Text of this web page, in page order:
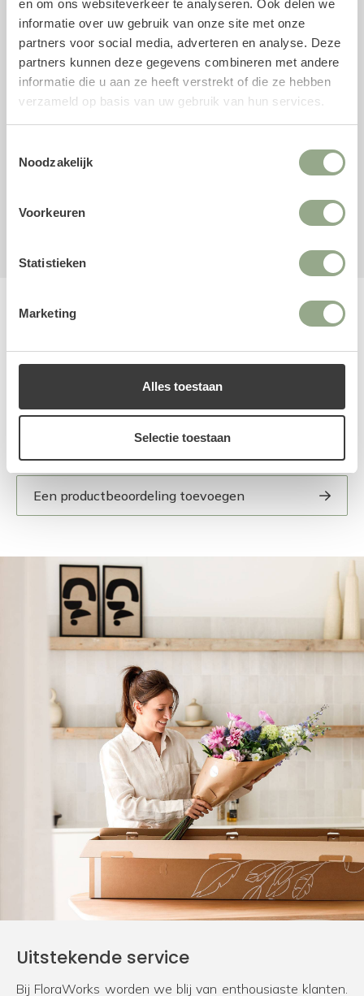
en om ons websiteverkeer te analyseren. Ook delen we
informatie over uw gebruik van onze site met onze
partners voor social media, adverteren en analyse. Deze
partners kunnen deze gegevens combineren met andere
informatie die u aan ze heeft verstrekt of die ze hebben
verzameld op basis van uw gebruik van hun services.
Noodzakelijk
Voorkeuren
Statistieken
Marketing
Alles toestaan
Selectie toestaan
Kleur: Antraciet
Materiaal: Fiberclay
Gebruik: Binnen en buiten
Merk: Pottery Pots
Combinatie met kunstplanten
pot? Neem dan een kijkje in onze uitgebreide collectie
kunstplanten
Fiberclay
Een productbeoordeling toevoegen
Uitstekende service
Bij FloraWorks worden we blij van enthousiaste klanten.